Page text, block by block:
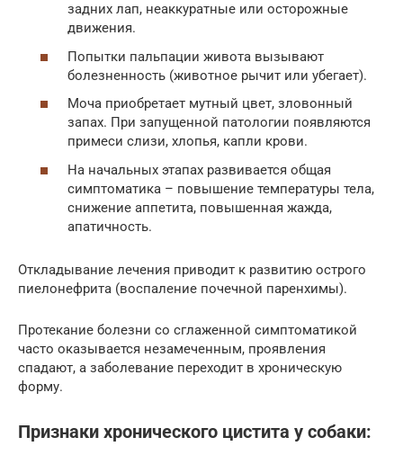
задних лап, неаккуратные или осторожные
движения.
Попытки пальпации живота вызывают
болезненность (животное рычит или убегает).
Моча приобретает мутный цвет, зловонный
запах. При запущенной патологии появляются
примеси слизи, хлопья, капли крови.
На начальных этапах развивается общая
симптоматика – повышение температуры тела,
снижение аппетита, повышенная жажда,
апатичность.
Откладывание лечения приводит к развитию острого
пиелонефрита (воспаление почечной паренхимы).
Протекание болезни со сглаженной симптоматикой
часто оказывается незамеченным, проявления
спадают, а заболевание переходит в хроническую
форму.
Признаки хронического цистита у собаки: